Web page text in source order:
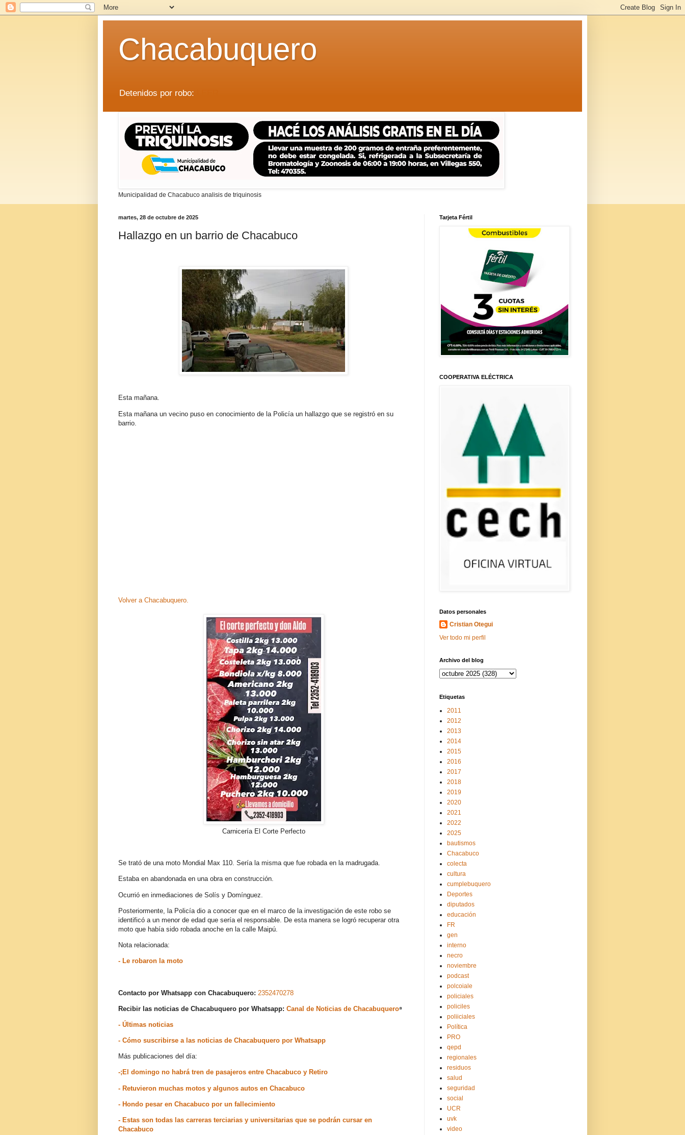
Chacabuquero
Detenidos por robo:
Municipalidad de Chacabuco analisis de triquinosis
martes, 28 de octubre de 2025
Hallazgo en un barrio de Chacabuco
Esta mañana.
Esta mañana un vecino puso en conocimiento de la Policía un hallazgo que se registró en su
barrio.
Volver a Chacabuquero.
Carnicería El Corte Perfecto
Se trató de una moto Mondial Max 110. Sería la misma que fue robada en la madrugada.
Estaba en abandonada en una obra en construcción.
Ocurrió en inmediaciones de Solís y Domínguez.
Posteriormente, la Policía dio a conocer que en el marco de la investigación de este robo se
identificó a un menor de edad que sería el responsable. De esta manera se logró recuperar otra
moto que había sido robada anoche en la calle Maipú.
Nota relacionada:
- Le robaron la moto
Contacto por Whatsapp con Chacabuquero: 2352470278
Recibir las noticias de Chacabuquero por Whatsapp: Canal de Noticias de Chacabuquero⁸
- Últimas noticias
- Cómo suscribirse a las noticias de Chacabuquero por Whatsapp
Más publicaciones del día:
-;El domingo no habrá tren de pasajeros entre Chacabuco y Retiro
- Retuvieron muchas motos y algunos autos en Chacabuco
- Hondo pesar en Chacabuco por un fallecimiento
- Estas son todas las carreras terciarias y universitarias que se podrán cursar en
Chacabuco
Tarjeta Fértil
COOPERATIVA ELÉCTRICA
Datos personales
Cristian Otegui
Ver todo mi perfil
Archivo del blog
Etiquetas
2011
2012
2013
2014
2015
2016
2017
2018
2019
2020
2021
2022
2025
bautismos
Chacabuco
colecta
cultura
cumplebuquero
Deportes
diputados
educación
FR
gen
interno
necro
noviembre
podcast
polcoiale
policiales
policiles
poliiciales
Política
PRO
qepd
regionales
residuos
salud
seguridad
social
UCR
uvk
video